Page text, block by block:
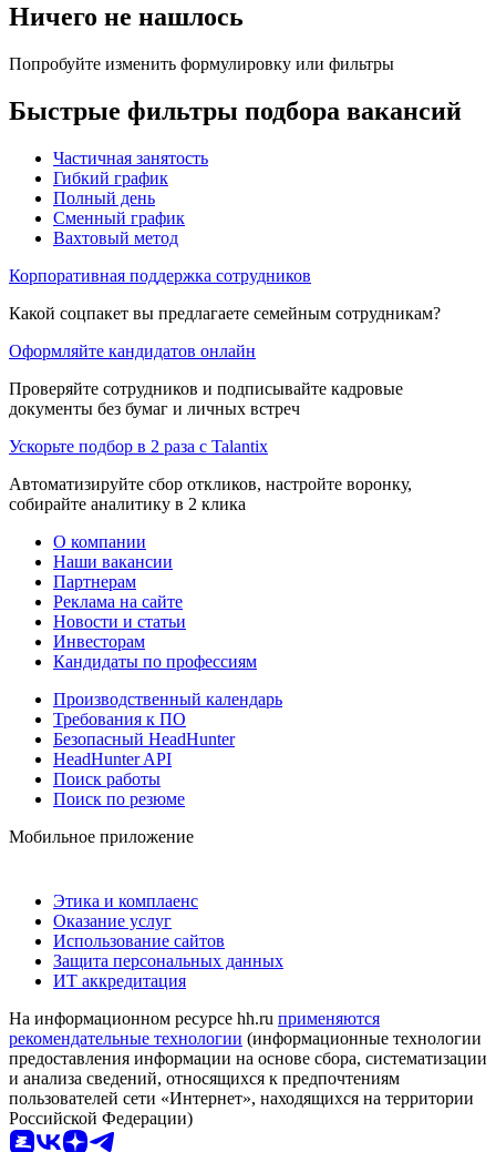
Ничего не нашлось
Попробуйте изменить формулировку или фильтры
Быстрые фильтры подбора вакансий
Частичная занятость
Гибкий график
Полный день
Сменный график
Вахтовый метод
Корпоративная поддержка сотрудников
Какой соцпакет вы предлагаете семейным сотрудникам?
Оформляйте кандидатов онлайн
Проверяйте сотрудников и подписывайте кадровые
документы без бумаг и личных встреч
Ускорьте подбор в 2 раза с Talantix
Автоматизируйте сбор откликов, настройте воронку,
собирайте аналитику в 2 клика
О компании
Наши вакансии
Партнерам
Реклама на сайте
Новости и статьи
Инвесторам
Кандидаты по профессиям
Производственный календарь
Требования к ПО
Безопасный HeadHunter
HeadHunter API
Поиск работы
Поиск по резюме
Мобильное приложение
Этика и комплаенс
Оказание услуг
Использование сайтов
Защита персональных данных
ИТ аккредитация
На информационном ресурсе hh.ru применяются
рекомендательные технологии (информационные технологии
предоставления информации на основе сбора, систематизации
и анализа сведений, относящихся к предпочтениям
пользователей сети «Интернет», находящихся на территории
Российской Федерации)